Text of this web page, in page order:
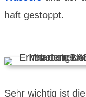
haft gestoppt.
Sehr wichtig ist